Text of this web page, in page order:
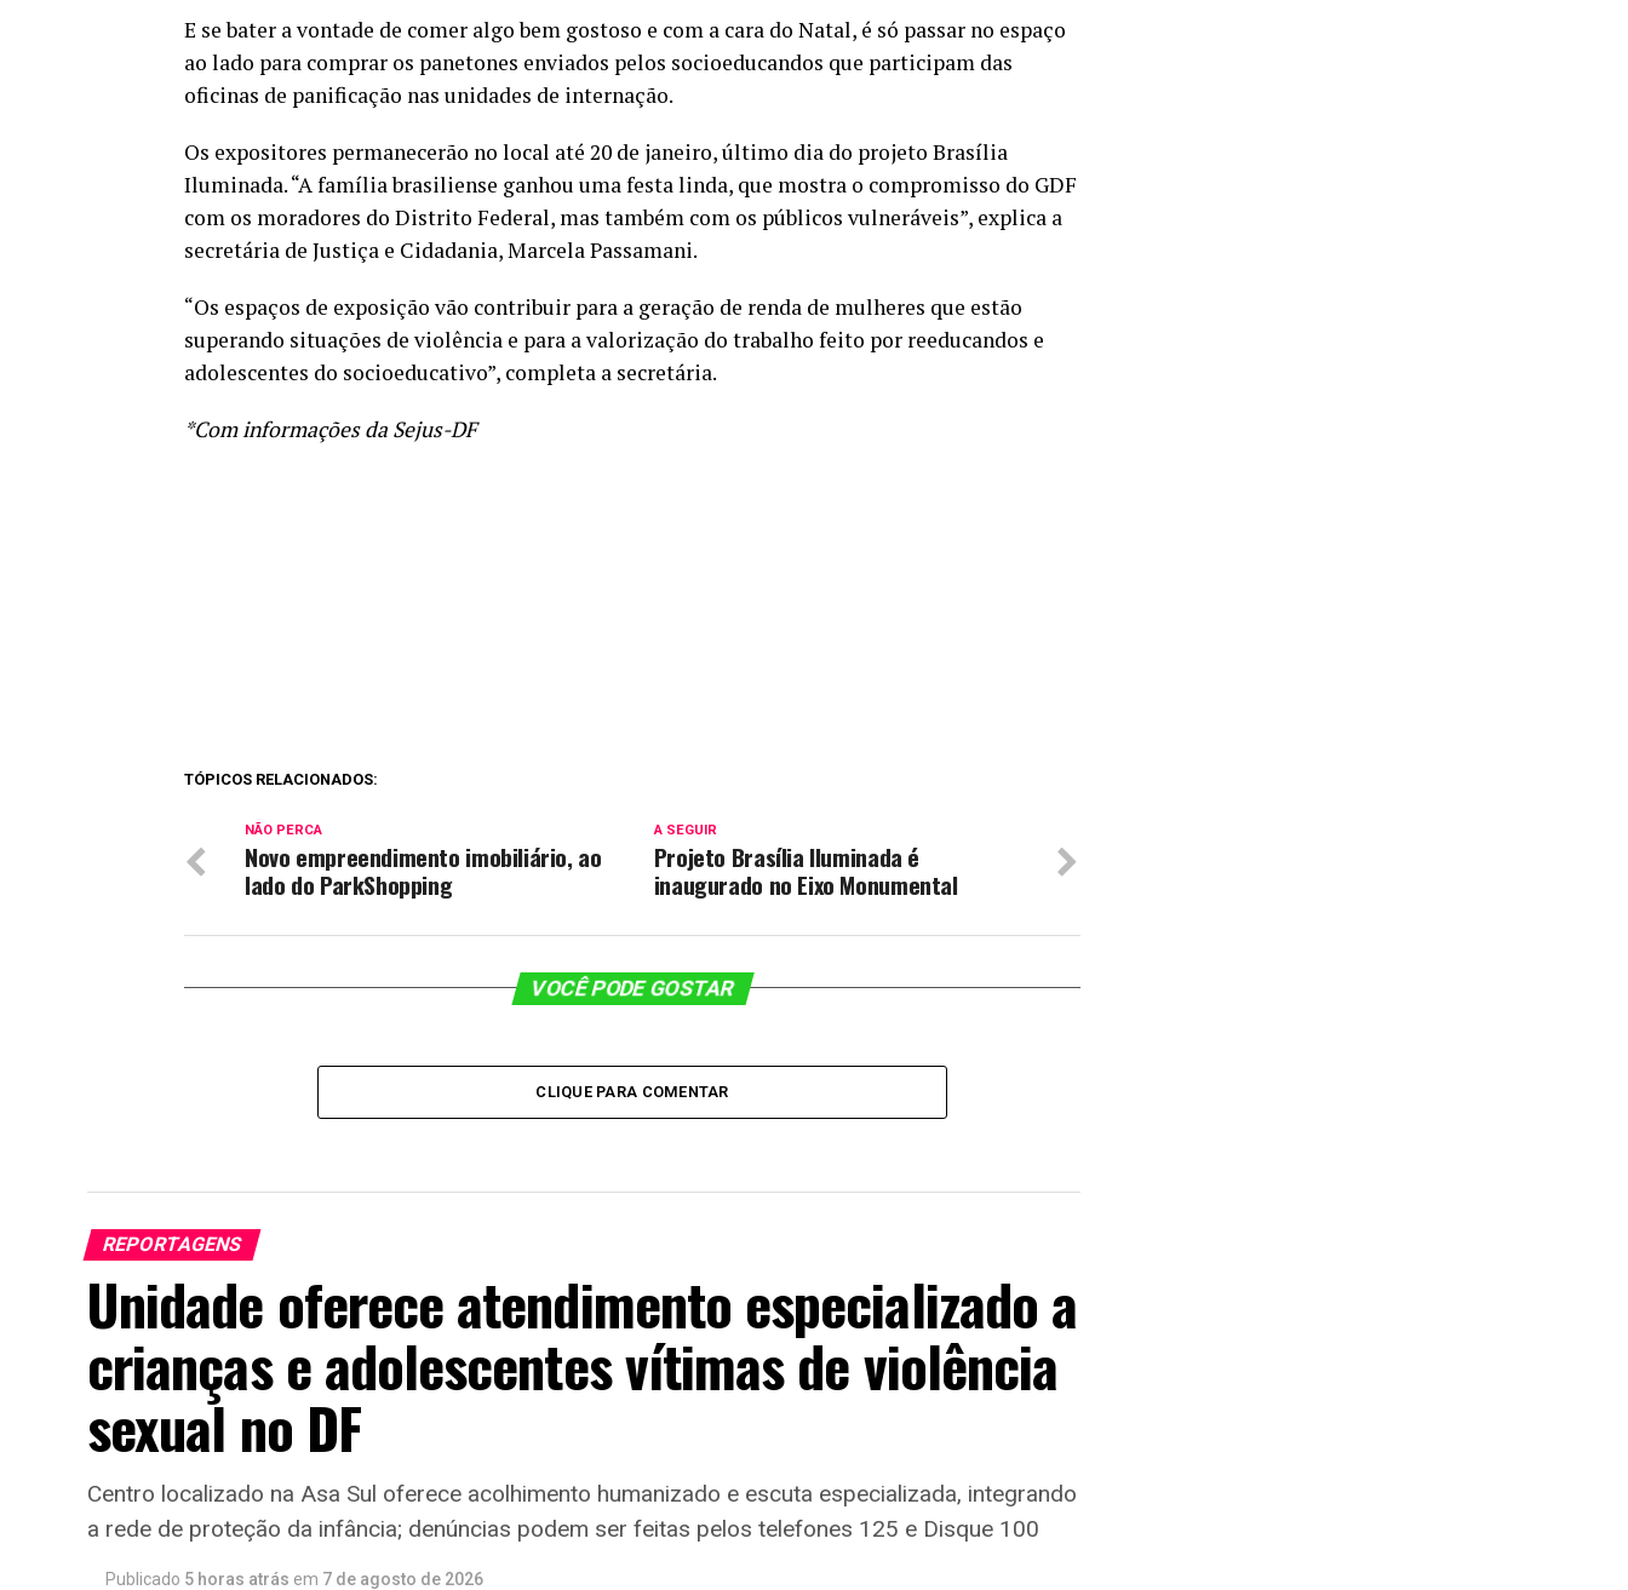
E se bater a vontade de comer algo bem gostoso e com a cara do Natal, é só passar no espaço
ao lado para comprar os panetones enviados pelos socioeducandos que participam das
oficinas de panificação nas unidades de internação.
Os expositores permanecerão no local até 20 de janeiro, último dia do projeto Brasília
Iluminada. “A família brasiliense ganhou uma festa linda, que mostra o compromisso do GDF
com os moradores do Distrito Federal, mas também com os públicos vulneráveis”, explica a
secretária de Justiça e Cidadania, Marcela Passamani.
“Os espaços de exposição vão contribuir para a geração de renda de mulheres que estão
superando situações de violência e para a valorização do trabalho feito por reeducandos e
adolescentes do socioeducativo”, completa a secretária.
*Com informações da Sejus-DF
TÓPICOS RELACIONADOS:
A SEGUIR
Projeto Brasília Iluminada é
inaugurado no Eixo Monumental
NÃO PERCA
Novo empreendimento imobiliário, ao
lado do ParkShopping
VOCÊ PODE GOSTAR
CLIQUE PARA COMENTAR
REPORTAGENS
Unidade oferece atendimento especializado a
crianças e adolescentes vítimas de violência
sexual no DF
Centro localizado na Asa Sul oferece acolhimento humanizado e escuta especializada, integrando
a rede de proteção da infância; denúncias podem ser feitas pelos telefones 125 e Disque 100
Publicado 5 horas atrás em 7 de agosto de 2026